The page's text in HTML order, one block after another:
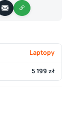
Laptopy
5 199 zł